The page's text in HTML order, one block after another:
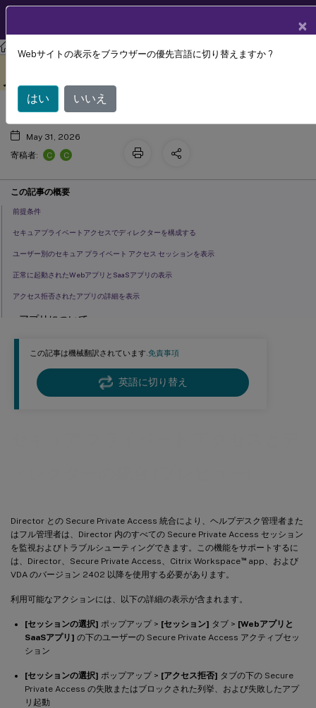
Citrix Virtual Apps and Desktops 7 2402 LTSR Director
この記事は機械翻訳されています.免責事項
英語に切り替え
Director との Secure Private Access 統合により、ヘルプデスク管理者また
はフル管理者は、Director 内のすべての Secure Private Access セッション
を監視およびトラブルシューティングできます。この機能をサポートするに
は、Director、Secure Private Access、Citrix Workspace™app、および
VDA のバージョン 2402 以降を使用する必要があります。
利用可能なアクションには、以下の詳細の表示が含まれます。
[セッションの選択] ポップアップ > [セッション] タブ > [Webアプリと
SaaSアプリ] の下のユーザーの Secure Private Access アクティブセッ
ション
[セッションの選択] ポップアップ > [アクセス拒否] タブの下の Secure
Private Access の失敗またはブロックされた列挙、および失敗したアプ
リ起動
セキュア プライベート アクセスとデ
ィレクターの統合 (プレビュー)
May 31, 2026
寄稿者:
C C
この記事の概要
前提条件
セキュアプライベートアクセスでディレクターを構成する
ユーザー別のセキュア プライベート アクセス セッションを表示
正常に起動されたWebアプリとSaaSアプリの表示
アクセス拒否されたアプリの詳細を表示
アプリについて
セッションの詳細
×
Webサイトの表示をブラウザーの優先言語に切り替えますか ?
はい いいえ